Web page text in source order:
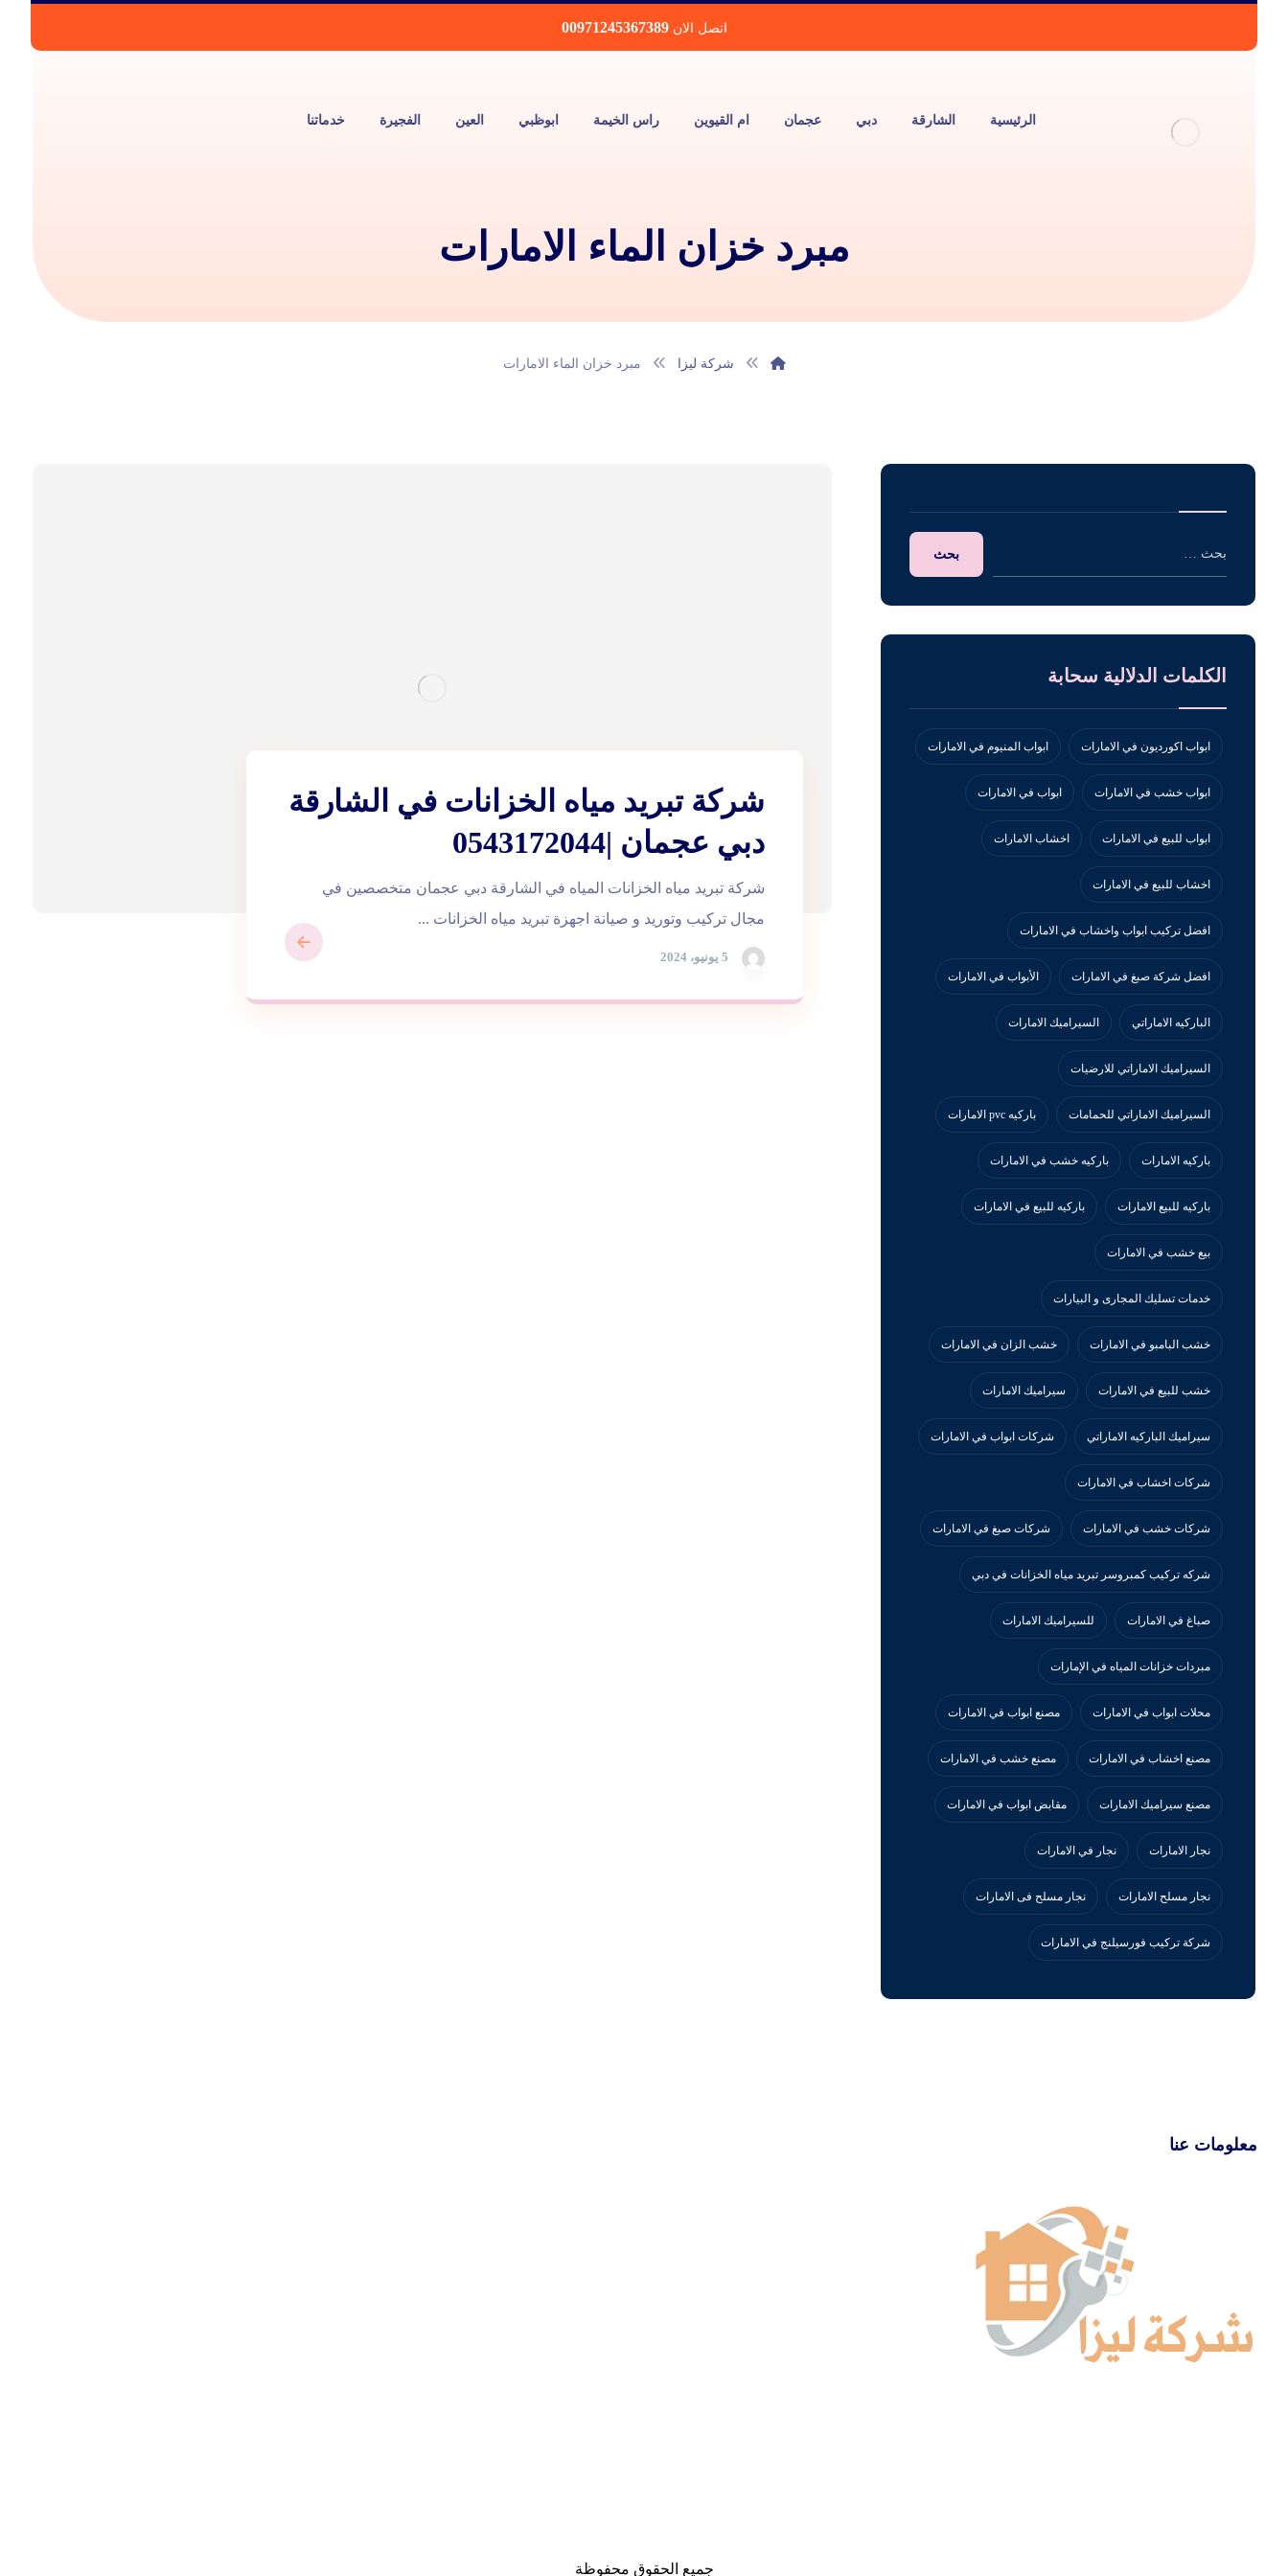
اتصل الان 00971245367389
الرئيسية الشارقة دبي عجمان ام القيوين راس الخيمة ابوظبي العين الفجيرة خدماتنا
مبرد خزان الماء الامارات
شركة ليزا مبرد خزان الماء الامارات
شركة تبريد مياه الخزانات في الشارقة
دبي عجمان |0543172044
5 يونيو، 2024
شركة تبريد مياه الخزانات المياه في الشارقة دبي عجمان متخصصين في
مجال تركيب وتوريد و صيانة اجهزة تبريد مياه الخزانات ...
الكلمات الدلالية سحابة
ابواب اكورديون في الامارات ابواب المنيوم في الامارات
ابواب خشب في الامارات ابواب في الامارات
ابواب للبيع في الامارات اخشاب الامارات
اخشاب للبيع في الامارات
افضل تركيب ابواب واخشاب في الامارات
افضل شركة صبغ في الامارات الأبواب في الامارات
الباركيه الاماراتي السيراميك الامارات
السيراميك الاماراتي للارضيات
السيراميك الاماراتي للحمامات باركيه pvc الامارات
باركيه الامارات باركيه خشب في الامارات
باركيه للبيع الامارات باركيه للبيع في الامارات
بيع خشب في الامارات
خدمات تسليك المجارى و البيارات
خشب البامبو في الامارات خشب الزان في الامارات
خشب للبيع في الامارات سيراميك الامارات
سيراميك الباركيه الاماراتي شركات ابواب في الامارات
شركات اخشاب في الامارات
شركات خشب في الامارات شركات صبغ في الامارات
شركه تركيب كمبروسر تبريد مياه الخزانات في دبي
صباغ في الامارات للسيراميك الامارات
مبردات خزانات المياه في الإمارات
محلات ابواب في الامارات مصنع ابواب في الامارات
مصنع اخشاب في الامارات مصنع خشب في الامارات
مصنع سيراميك الامارات مقابض ابواب في الامارات
نجار الامارات نجار في الامارات
نجار مسلح الامارات نجار مسلح فى الامارات
‏شركة تركيب فورسيلنج في الامارات
معلومات عنا
جميع الحقوق محفوظة